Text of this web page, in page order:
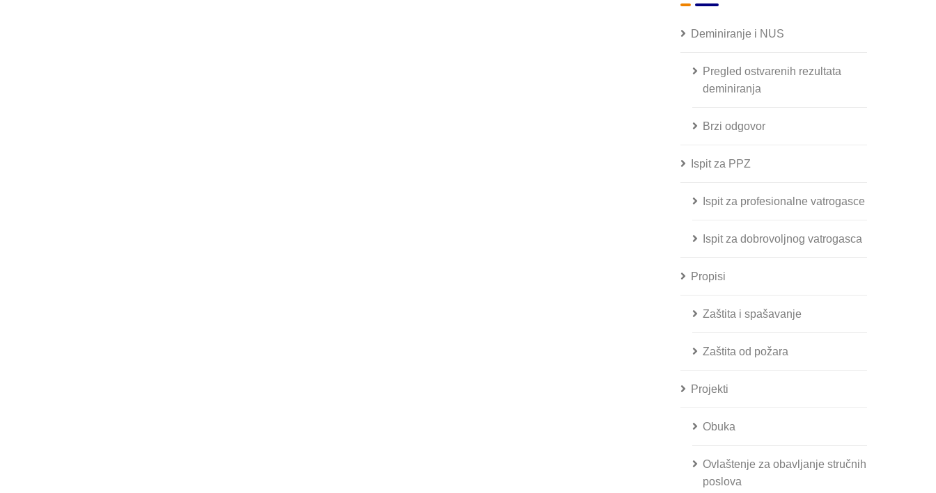
Deminiranje i NUS
Pregled ostvarenih rezultata
deminiranja
Brzi odgovor
Ispit za PPZ
Ispit za profesionalne vatrogasce
Ispit za dobrovoljnog vatrogasca
Propisi
Zaštita i spašavanje
Zaštita od požara
Projekti
Obuka
Ovlaštenje za obavljanje stručnih
poslova